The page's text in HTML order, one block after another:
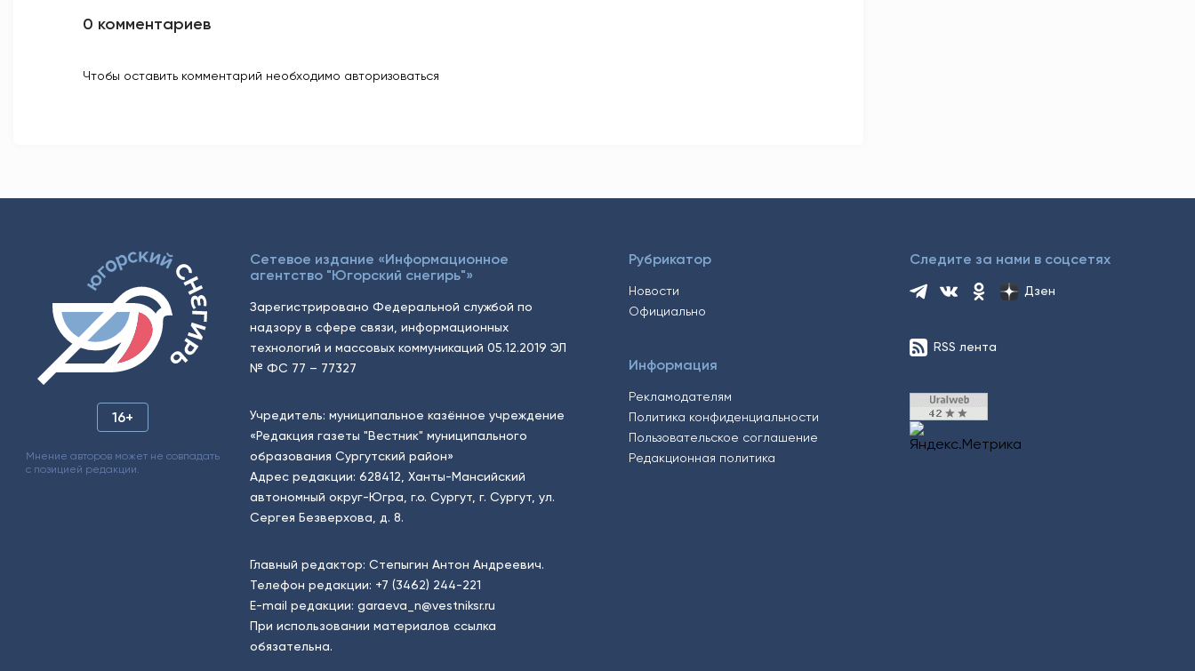
0 комментариев
Чтобы оставить комментарий необходимо авторизоваться
16+
Мнение авторов может не совпадать
с позицией редакции.
Сетевое издание «Информационное
агентство "Югорский снегирь"»
Зарегистрировано Федеральной службой по
надзору в сфере связи, информационных
технологий и массовых коммуникаций 05.12.2019 ЭЛ
№ ФС 77 – 77327
Учредитель: муниципальное казённое учреждение
«Редакция газеты "Вестник" муниципального
образования Сургутский район»
Адрес редакции: 628412, Ханты-Мансийский
автономный округ-Югра, г.о. Сургут, г. Сургут, ул.
Сергея Безверхова, д. 8.
Главный редактор: Степыгин Антон Андреевич.
Телефон редакции: +7 (3462) 244-221
E-mail редакции: garaeva_n@vestniksr.ru
При использовании материалов ссылка
обязательна.
Рубрикатор
Новости
Официально
Информация
Рекламодателям
Политика конфиденциальности
Пользовательское соглашение
Редакционная политика
Следите за нами в соцсетях
Дзен
RSS лента